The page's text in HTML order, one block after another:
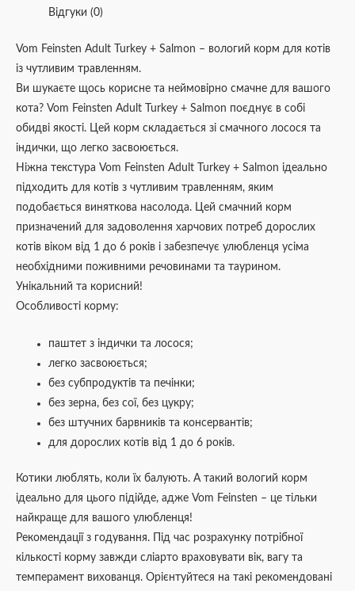
Відгуки (0)
Vom Feinsten Adult Turkey + Salmon – вологий корм для котів
із чутливим травленням.
Ви шукаєте щось корисне та неймовірно смачне для вашого
кота? Vom Feinsten Adult Turkey + Salmon поєднує в собі
обидві якості. Цей корм складається зі смачного лосося та
індички, що легко засвоюється.
Ніжна текстура Vom Feinsten Adult Turkey + Salmon ідеально
підходить для котів з чутливим травленням, яким
подобається виняткова насолода. Цей смачний корм
призначений для задоволення харчових потреб дорослих
котів віком від 1 до 6 років і забезпечує улюбленця усіма
необхідними поживними речовинами та таурином.
Унікальний та корисний!
Особливості корму:
паштет з індички та лосося;
легко засвоюється;
без субпродуктів та печінки;
без зерна, без сої, без цукру;
без штучних барвників та консервантів;
для дорослих котів від 1 до 6 років.
Котики люблять, коли їх балують. А такий вологий корм
ідеально для цього підійде, адже Vom Feinsten – це тільки
найкраще для вашого улюбленця!
Рекомендації з годування. Під час розрахунку потрібної
кількості корму завжди сліарто враховувати вік, вагу та
темперамент вихованця. Орієнтуйтеся на такі рекомендовані